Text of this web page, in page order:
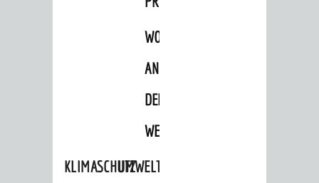
WOHNBEBAUUNG
AN
DER
WEINBERGSTRASSE
KLIMASCHUTZUMWELTSCHUTZ